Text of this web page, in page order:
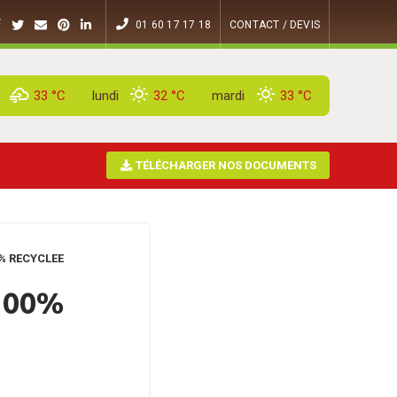
01 60 17 17 18 CONTACT / DEVIS
33 °C lundi 32 °C mardi 33 °C
TÉLÉCHARGER NOS DOCUMENTS
RECYCLEE